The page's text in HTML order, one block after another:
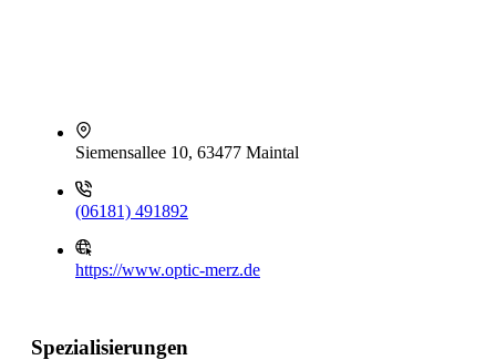
Siemensallee 10, 63477 Maintal
(06181) 491892
https://www.optic-merz.de
Spezialisierungen